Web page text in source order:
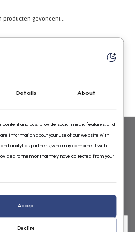
producten gevonden!...
DAMES EN HEREN VAN SHAKALOHA
NIEUWSBRIEF
Details About
content and ads, provide social media features, and
information about your use of our website with
analytics partners, who may combine it with
to them or that they have collected from your
Accept
Decline